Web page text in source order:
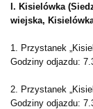
I. Kisielówka
wiejska,
1. Przystanek
Godziny odjazdu:
2. Przystanek
Godziny odjazdu: